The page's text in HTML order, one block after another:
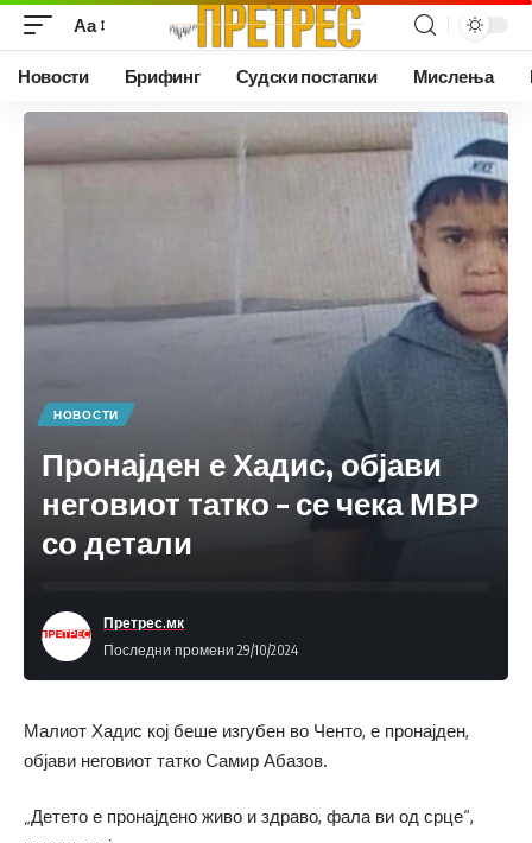
Аа
Новости Брифинг Судски постапки Мислења
НОВОСТИ
Пронајден е Хадис, објави
неговиот татко – се чека МВР
со детали
Последни промени 29/10/2024
Претрес.мк
Малиот Хадис кој беше изгубен во Ченто, е пронајден,
објави неговиот татко Самир Абазов.
„Детето е пронајдено живо и здраво, фала ви од срце“,